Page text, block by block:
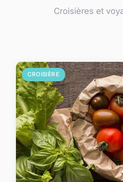
Croisières et
CROISIÈRE